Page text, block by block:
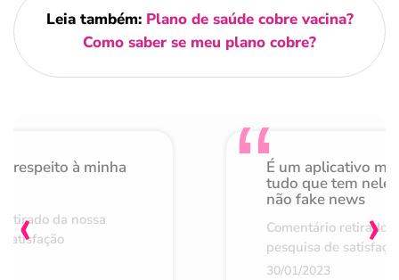
Leia também: Plano de saúde cobre vacina?
Como saber se meu plano cobre?
respeito à minha
da nossa
É um aplicativo
tudo que tem nele
não fake news
Comentário retirado
pesquisa de
30/01/2023
‹ ›